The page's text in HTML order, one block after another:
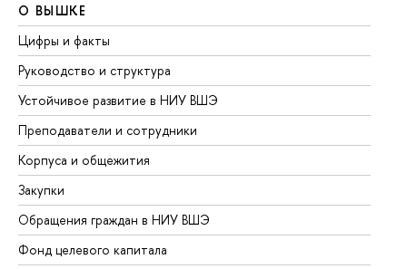
О ВЫШКЕ
Цифры и факты
Руководство и структура
Устойчивое развитие в НИУ ВШЭ
Преподаватели и сотрудники
Корпуса и общежития
Закупки
Обращения граждан в НИУ ВШЭ
Фонд целевого капитала